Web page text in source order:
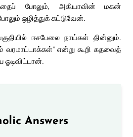
போலும், அகியாவின் மகன்
ஒழித்துக் கட்டுவேன்.
ஈசபேலை நாய்கள் தின்னும்.
வரமாட்டாக்கள்” என்று கூறி கதவைத்
ஓடிவிட்டான்.
Answers